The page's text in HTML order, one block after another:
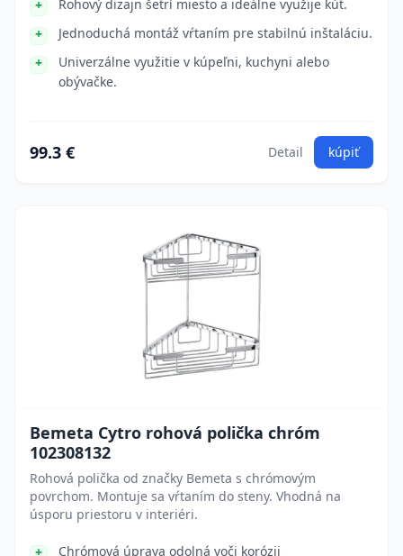
Rohový dizajn šetrí miesto a ideálne využije kút.
Jednoduchá montáž vŕtaním pre stabilnú inštaláciu.
Univerzálne využitie v kúpeľni, kuchyni alebo
obývačke.
99.3 € Detail kúpiť
Bemeta Cytro rohová polička chróm
102308132
Rohová polička od značky Bemeta s chrómovým
povrchom. Montuje sa vŕtaním do steny. Vhodná na
úsporu priestoru v interiéri.
Chrómová úprava odolná voči korózii